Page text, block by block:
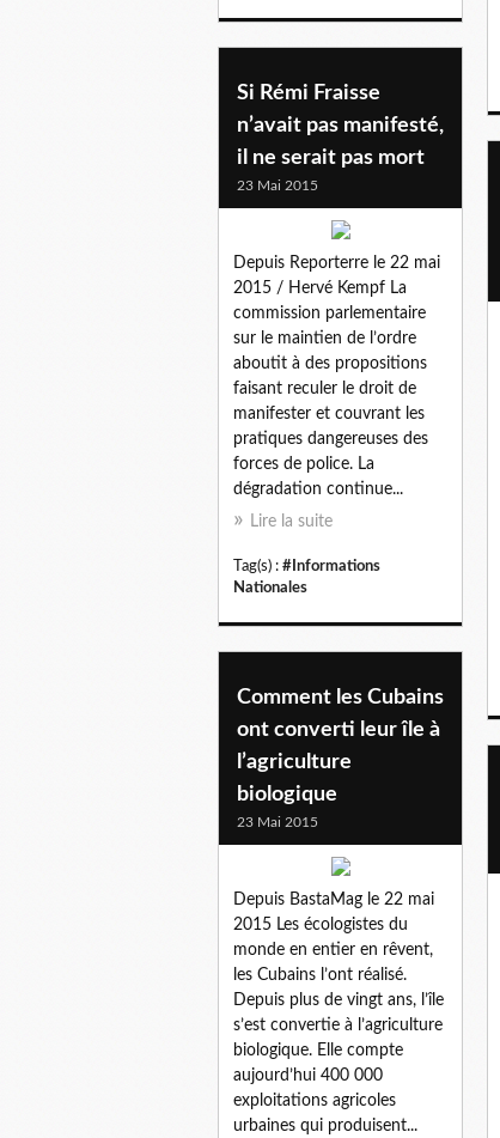
Si Rémi Fraisse
n’avait pas manifesté,
il ne serait pas mort
23 Mai 2015
Depuis Reporterre le 22 mai
2015 / Hervé Kempf La
commission parlementaire
sur le maintien de l’ordre
aboutit à des propositions
faisant reculer le droit de
manifester et couvrant les
pratiques dangereuses des
forces de police. La
dégradation continue...
Lire la suite
Tag(s) : #Informations
Nationales
Comment les Cubains
ont converti leur île à
l’agriculture
biologique
23 Mai 2015
Depuis BastaMag le 22 mai
2015 Les écologistes du
monde en entier en rêvent,
les Cubains l’ont réalisé.
Depuis plus de vingt ans, l’île
s’est convertie à l’agriculture
biologique. Elle compte
aujourd’hui 400 000
exploitations agricoles
urbaines qui produisent...